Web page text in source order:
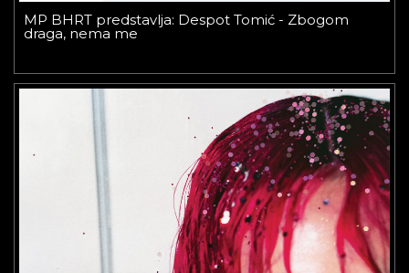
MP BHRT predstavlja: Despot Tomić - Zbogom
draga, nema me